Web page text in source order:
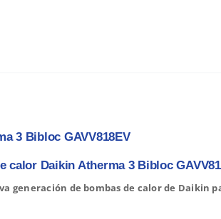
3 Bibloc GAVV818EV
calor Daikin Atherma 3 Bibloc
generación de bombas de calor de Daikin